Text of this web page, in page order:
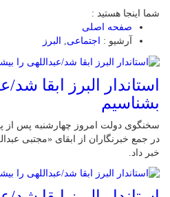
شما اینجا هستید :
صفحه اصلی
آرشیو :
اجتماعی
البرز
استاندار البرز ابقا شد/
بشناسیم
سخنگوی دولت امروز چهارشنبه پس از
در جمع خبرنگاران از ابقای «مجتبی
خبر داد.